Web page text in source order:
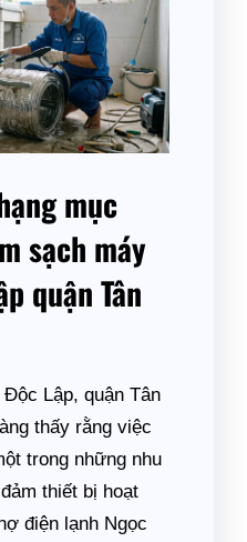
mục
sạch máy
quận Tân
Lập, quận Tân
thấy rằng việc
trong những nhu
thiết bị hoạt
điện lạnh Ngọc